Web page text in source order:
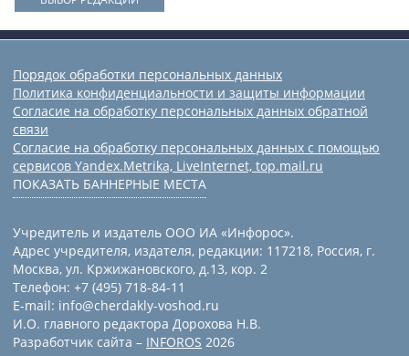
Порядок обработки персональных данных
Политика конфиденциальности и защиты информации
Согласие на обработку персональных данных обратной
связи
Согласие на обработку персональных данных с помощью
сервисов Yandex.Metrika, LiveInternet, top.mail.ru
ПОКАЗАТЬ БАННЕРНЫЕ МЕСТА
Учредитель и издатель ООО ИА «Инфорос».
Адрес учредителя, издателя, редакции: 117218, Россия, г.
Москва, ул. Кржижановского, д.13, кор. 2
Телефон: +7 (495) 718-84-11
E-mail: info@cherdakly-voshod.ru
И.О. главного редактора Дорохова Н.В.
Разработчик сайта – INFOROS 2026